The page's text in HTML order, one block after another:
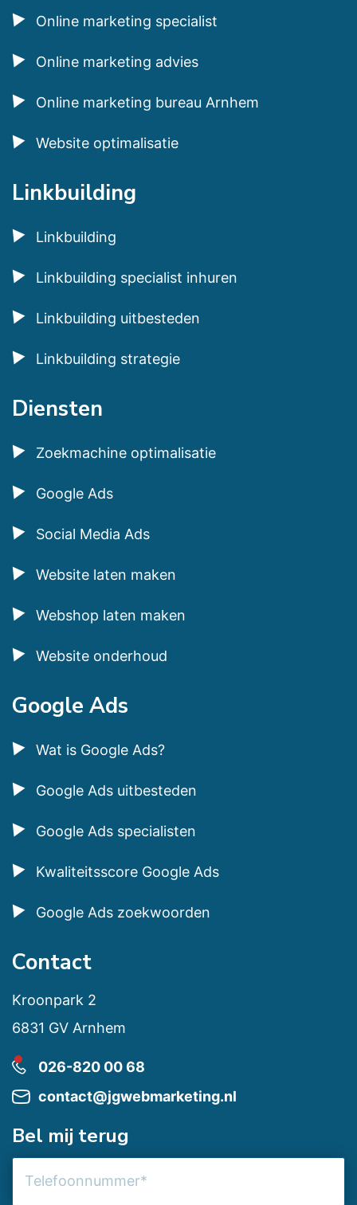
Online marketing specialist
Online marketing advies
Online marketing bureau Arnhem
Website optimalisatie
Linkbuilding
Linkbuilding
Linkbuilding specialist inhuren
Linkbuilding uitbesteden
Linkbuilding strategie
Diensten
Zoekmachine optimalisatie
Google Ads
Social Media Ads
Website laten maken
Webshop laten maken
Website onderhoud
Google Ads
Wat is Google Ads?
Google Ads uitbesteden
Google Ads specialisten
Kwaliteitsscore Google Ads
Google Ads zoekwoorden
Contact
Kroonpark 2
6831 GV Arnhem
026-820 00 68
contact@jgwebmarketing.nl
Bel mij terug